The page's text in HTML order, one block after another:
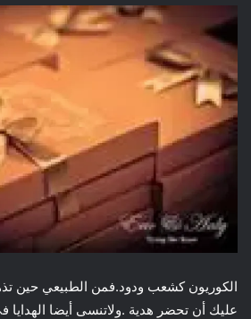
الكوريون كشعب ودود.فمن الطبيعي حين
عليك أن تحضر هدية .ولاتنسى أيضا الهدايا